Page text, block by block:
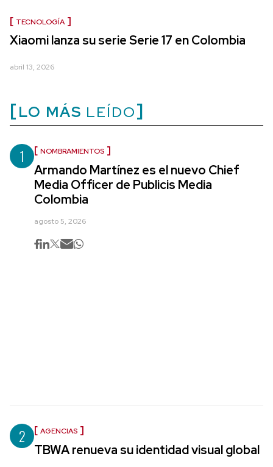
TECNOLOGÍA
Xiaomi lanza su serie Serie 17 en Colombia
abril 13, 2026
LO MÁS LEÍDO
1 NOMBRAMIENTOS
Armando Martínez es el nuevo Chief
Media Officer de Publicis Media
Colombia
agosto 5, 2026
2 AGENCIAS
TBWA renueva su identidad visual global